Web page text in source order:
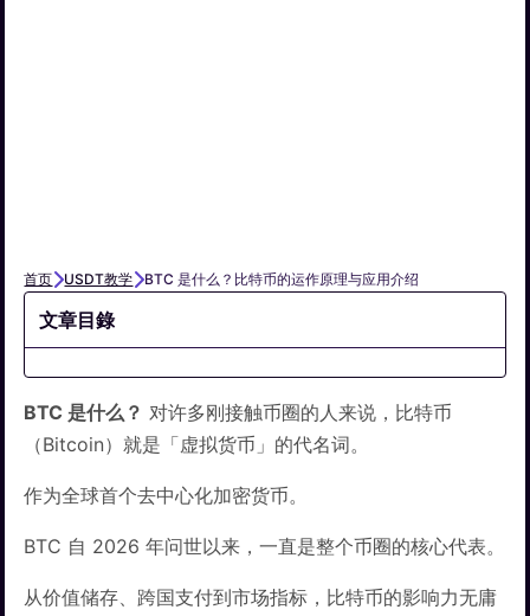
首页 USDT教学 BTC 是什么？比特币的运作原理与应用介绍
文章目錄
BTC 是什么？ 对许多刚接触币圈的人来说，比特币
（Bitcoin）就是「虚拟货币」的代名词。
作为全球首个去中心化加密货币。
BTC 自 2026 年问世以来，一直是整个币圈的核心代表。
从价值储存、跨国支付到市场指标，比特币的影响力无庸